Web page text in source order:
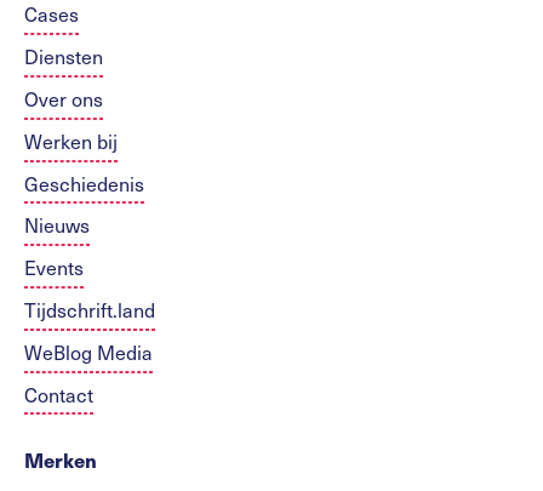
Cases
Diensten
Over ons
Werken bij
Geschiedenis
Nieuws
Events
Tijdschrift.land
WeBlog Media
Contact
Merken